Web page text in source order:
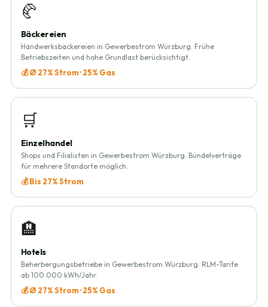
🥐
Bäckereien
Handwerksbäckereien in Gewerbestrom Würzburg. Frühe
Betriebszeiten und hohe Grundlast berücksichtigt.
💰 Ø 27% Strom · 25% Gas
🛒
Einzelhandel
Shops und Filialisten in Gewerbestrom Würzburg. Bündelverträge
für mehrere Standorte möglich.
💰 Bis 27% Strom
🏨
Hotels
Beherbergungsbetriebe in Gewerbestrom Würzburg. RLM-Tarife
ab 100.000 kWh/Jahr.
💰 Ø 27% Strom · 25% Gas